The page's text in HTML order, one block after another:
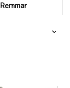
Remmar